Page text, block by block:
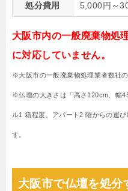
処分費用 5,000円～
大阪市内の一般廃棄物処
に対応していません。
※大阪市の一般廃棄物処理業者数社
※仏壇の大きさは「高さ120cm、幅
ル1 箱程度、アパート2 階からの運
す。
大阪市で仏壇を処分